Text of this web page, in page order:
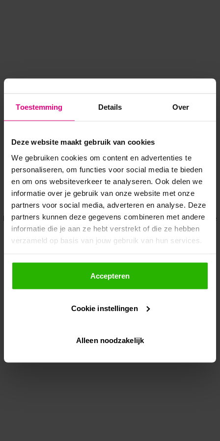
Toestemming Details Over
Deze website maakt gebruik van cookies
We gebruiken cookies om content en advertenties te
personaliseren, om functies voor social media te bieden
en om ons websiteverkeer te analyseren. Ook delen we
informatie over je gebruik van onze website met onze
partners voor social media, adverteren en analyse. Deze
partners kunnen deze gegevens combineren met andere
informatie die je aan ze hebt verstrekt of die ze hebben
verzameld op basis van jouw gebruik van hun services.
Als je op "Accepteer" klikt, dan geef je Voordeeluitjes.nl
toestemming om cookies voor social media en
gepersonaliseerde advertenties te plaatsen.
Lees hier meer over in onsprivacybeleid
Via "Cookie instellingen" kun je ook zelf instellen welke
Accepteren
Cookie instellingen
Alleen noodzakelijk
Application error: a client-side exception has occurred while
loadingwww.voordeeluitjes.nl (see the browser console for more
information).